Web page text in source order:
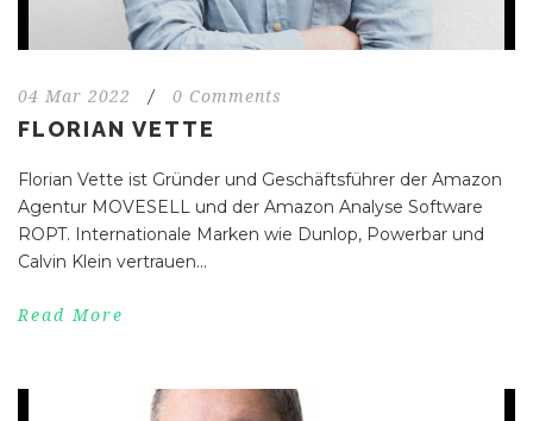
04 Mar 2022 / 0 Comments
FLORIAN VETTE
Florian Vette ist Gründer und Geschäftsführer der Amazon
Agentur MOVESELL und der Amazon Analyse Software
ROPT. Internationale Marken wie Dunlop, Powerbar und
Calvin Klein vertrauen...
Read More